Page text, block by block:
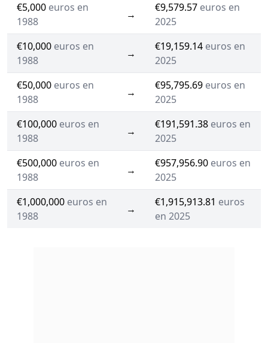
€5,000 euros en
1988
→
€9,579.57 euros en
2025
€10,000 euros en
1988
→
€19,159.14 euros en
2025
€50,000 euros en
1988
→
€95,795.69 euros en
2025
€100,000 euros en
1988
→
€191,591.38 euros en
2025
€500,000 euros en
1988
→
€957,956.90 euros en
2025
€1,000,000 euros en
1988
→
€1,915,913.81 euros
en 2025